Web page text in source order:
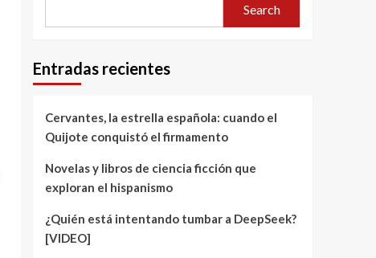
Search
Entradas recientes
Cervantes, la estrella española: cuando el
Quijote conquistó el firmamento
Novelas y libros de ciencia ficción que
exploran el hispanismo
¿Quién está intentando tumbar a DeepSeek?
[VIDEO]